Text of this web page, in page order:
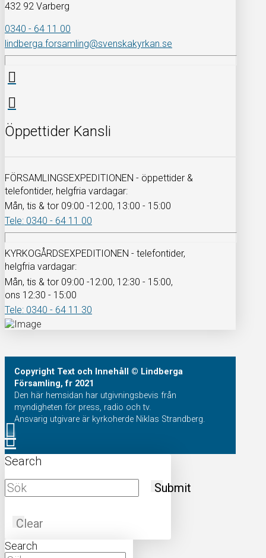
432 92 Varberg
0340 - 64 11 00
lindberga.forsamling@svenskakyrkan.se
Öppettider Kansli
FÖRSAMLINGSEXPEDITIONEN - öppettider &
telefontider, helgfria vardagar:
Mån, tis & tor 09:00 -12:00, 13:00 - 15:00
Tele: 0340 - 64 11 00
KYRKOGÅRDSEXPEDITIONEN - telefontider,
helgfria vardagar:
Mån, tis & tor 09:00 -12:00, 12:30 - 15:00,
ons 12:30 - 15:00
Tele: 0340 - 64 11 30
Copyright Text och Innehåll
© Lindberga
Församling, fr 2021
Den här hemsidan har utgivningsbevis från
myndigheten för press, radio och tv.
Ansvarig utgivare är kyrkoherde Niklas Strandberg.
Search
Submit
Clear
Search